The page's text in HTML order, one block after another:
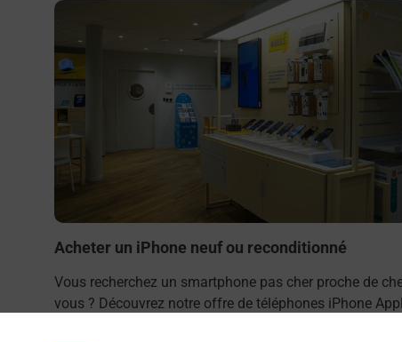
En savoir plus
Acheter un iPhone neuf ou reconditionné
Vous recherchez un smartphone pas cher proche de
vous ? Découvrez notre offre de téléphones iPhone